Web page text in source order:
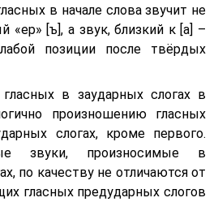
в начале слова звучит не
«ер» [ъ], а звук, близкий к [а] –
позиции после твёрдых
в заударных слогах в
произношению гласных
слогах, кроме первого.
звуки, произносимые в
по качеству не отличаются от
гласных предударных слогов